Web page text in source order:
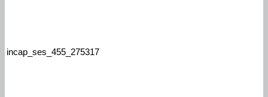
incap_ses_455_275317